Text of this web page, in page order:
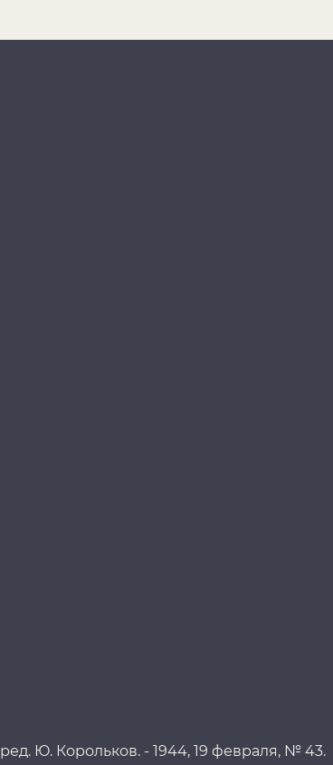
Ю. Корольков. - 1944, 19 февраля, № 43.